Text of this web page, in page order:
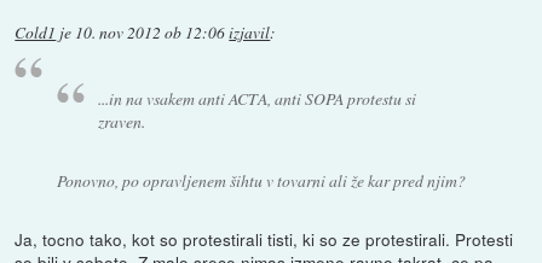
Cold1 je 10. nov 2012 ob 12:06izjavil:
...in na vsakem anti ACTA, anti SOPA protestu si
zraven.
Ponovno, po opravljenem šihtu v tovarni ali že kar pred njim?
Ja, tocno tako, kot so protestirali tisti, ki so ze protestirali. Protesti